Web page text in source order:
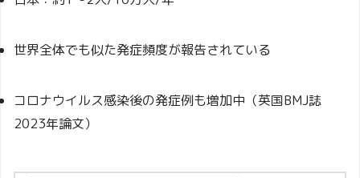
世界全体でも似た発症頻度が報告されている
コロナウイルス感染後の発症例も増加中（英国BMJ誌
2023年論文）